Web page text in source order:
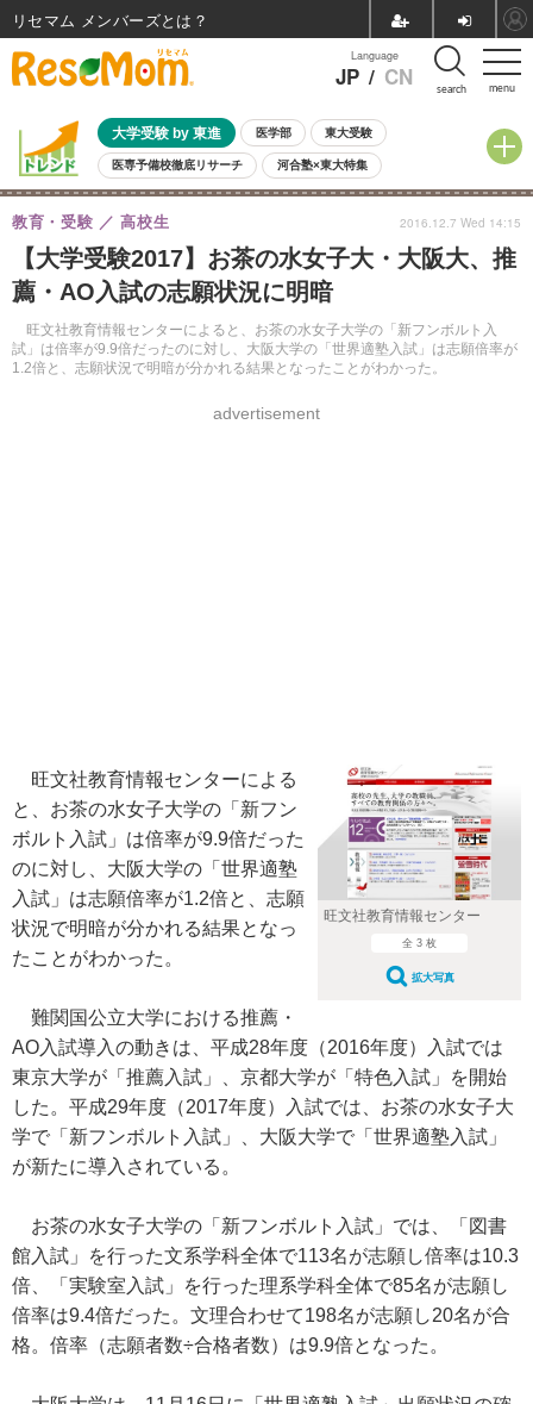
menu
Language
JP / CN search
大学受験 by 東進 医学部 東大受験
医専予備校徹底リサーチ 河合塾×東大特集
親子で考える大学選び 高校受験 中学受験 小学校受験
共通テスト 夏休み
8月開催イベント・WS 全国公立高校 過去問 人気記事
自由研究教材（小学生向け） 自由研究教材（中学生向け）
【大学受験2017】お茶の水女子大・大阪大、推
薦・AO入試の志願状況に明暗
旺文社教育情報センターによると、お茶の水女子大学の「新フンボルト入
試」は倍率が9.9倍だったのに対し、大阪大学の「世界適塾入試」は志願倍率が
1.2倍と、志願状況で明暗が分かれる結果となったことがわかった。
教育・受験 高校生
advertisement
2016.12.7 Wed 14:15
旺文社教育情報センター
全 3 枚
拡大写真
旺文社教育情報センターによる
と、お茶の水女子大学の「新フン
ボルト入試」は倍率が9.9倍だった
のに対し、大阪大学の「世界適塾
入試」は志願倍率が1.2倍と、志願
状況で明暗が分かれる結果となっ
たことがわかった。
難関国公立大学における推薦・
AO入試導入の動きは、平成28年度（2016年度）入試では
東京大学が「推薦入試」、京都大学が「特色入試」を開始
した。平成29年度（2017年度）入試では、お茶の水女子大
学で「新フンボルト入試」、大阪大学で「世界適塾入試」
が新たに導入されている。
お茶の水女子大学の「新フンボルト入試」では、「図書
館入試」を行った文系学科全体で113名が志願し倍率は10.3
倍、「実験室入試」を行った理系学科全体で85名が志願し
倍率は9.4倍だった。文理合わせて198名が志願し20名が合
格。倍率（志願者数÷合格者数）は9.9倍となった。
リセマム メンバーズ